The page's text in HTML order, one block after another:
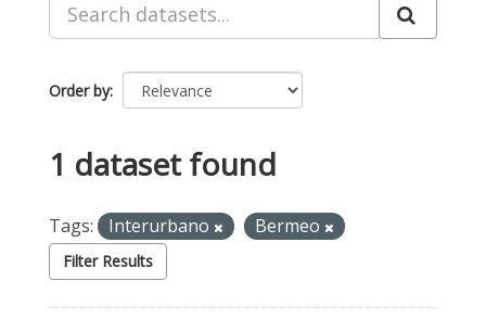
Order by
1 dataset found
Tags: Interurbano Bermeo
Filter Results